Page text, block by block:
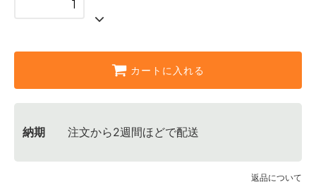
カートに入れる
納期 注文から2週間ほどで配送
返品について